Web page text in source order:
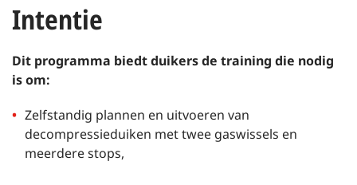
Intentie
Dit programma biedt duikers de training die nodig
is om:
Zelfstandig plannen en uitvoeren van
decompressieduiken met twee gaswissels en
meerdere stops,